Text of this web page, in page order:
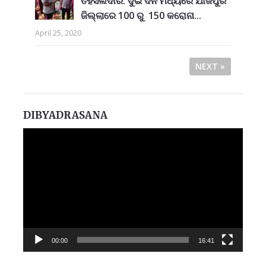
ଜିଲ୍ଲାରେ 100 ରୁ 150 କରୋନା...
April 25, 2020
NEXT »
DIBYADRASANA
00:00 16:41